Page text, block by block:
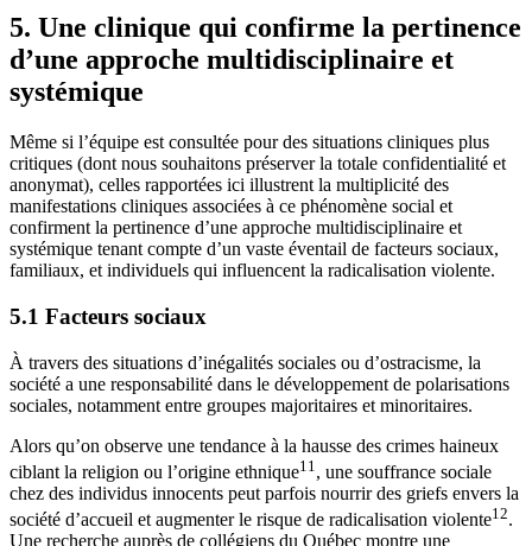
5. Une clinique qui confirme la pertinence
d’une approche multidisciplinaire et
systémique
Même si l’équipe est consultée pour des situations cliniques plus
critiques (dont nous souhaitons préserver la totale confidentialité et
anonymat), celles rapportées ici illustrent la multiplicité des
manifestations cliniques associées à ce phénomène social et
confirment la pertinence d’une approche multidisciplinaire et
systémique tenant compte d’un vaste éventail de facteurs sociaux,
familiaux, et individuels qui influencent la radicalisation violente.
5.1 Facteurs sociaux
À travers des situations d’inégalités sociales ou d’ostracisme, la
société a une responsabilité dans le développement de polarisations
sociales, notamment entre groupes majoritaires et minoritaires.
Alors qu’on observe une tendance à la hausse des crimes haineux
ciblant la religion ou l’origine ethnique11 , une souffrance sociale
chez des individus innocents peut parfois nourrir des griefs envers la
société d’accueil et augmenter le risque de radicalisation violente12.
Une recherche auprès de collégiens du Québec montre une